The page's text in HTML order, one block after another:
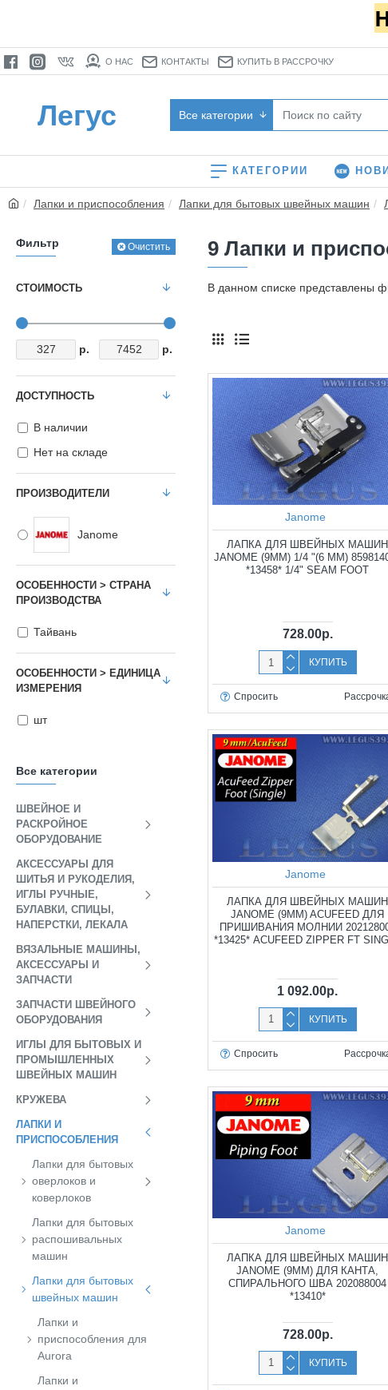
О НАС КОНТАКТЫ КУПИТЬ В РАССРОЧКУ
Легус Все категории
КАТЕГОРИИ
Лапки и приспособления Лапки для бытовых швейных машин
Фильтр Очистить
СТОИМОСТЬ
р. р.
ПРОИЗВОДИТЕЛИ
Janome
ОСОБЕННОСТИ > СТРАНА
ПРОИЗВОДСТВА
Тайвань
ОСОБЕННОСТИ > ЕДИНИЦА
ИЗМЕРЕНИЯ
шт
ДОСТУПНОСТЬ
В наличии
Нет на складе
Все категории
ШВЕЙНОЕ И
РАСКРОЙНОЕ
ОБОРУДОВАНИЕ
АКСЕССУАРЫ ДЛЯ
ШИТЬЯ И РУКОДЕЛИЯ,
ИГЛЫ РУЧНЫЕ,
БУЛАВКИ, СПИЦЫ,
НАПЕРСТКИ, ЛЕКАЛА
ВЯЗАЛЬНЫЕ МАШИНЫ,
АКСЕССУАРЫ И
ЗАПЧАСТИ
ЗАПЧАСТИ ШВЕЙНОГО
ОБОРУДОВАНИЯ
ИГЛЫ ДЛЯ БЫТОВЫХ И
ПРОМЫШЛЕННЫХ
ШВЕЙНЫХ МАШИН
КРУЖЕВА
ЛАПКИ И
ПРИСПОСОБЛЕНИЯ
Лапки для бытовых
оверлоков и
коверлоков
Лапки для бытовых
распошивальных
машин
Лапки для бытовых
швейных машин
Лапки и
приспособления для
Aurora
Лапки и
9 Лапки и
В данном списке представлены
Janome
ЛАПКА ДЛЯ ШВЕЙНЫХ МАШИН
JANOME (9ММ) 1/4 "(6 ММ)
*13458* 1/4" SEAM FOOT
728.00р.
КУПИТЬ
Спросить
Janome
ЛАПКА ДЛЯ ШВЕЙНЫХ МАШИН
JANOME (9ММ) ACUFEED ДЛЯ
ПРИШИВАНИЯ МОЛНИИ
*13425* ACUFEED ZIPPER FT
1 092.00р.
КУПИТЬ
Спросить
Janome
ЛАПКА ДЛЯ ШВЕЙНЫХ МАШИН
JANOME (9ММ) ДЛЯ КАНТА,
СПИРАЛЬНОГО ШВА 202088004
*13410*
728.00р.
КУПИТЬ